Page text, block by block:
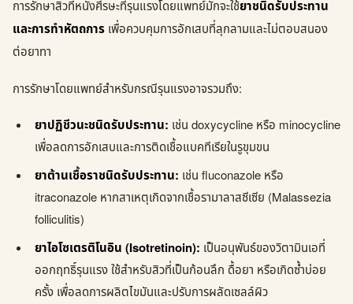
การรักษาสิวที่หนังศีรษะที่รุนแรงโดยแพทย์มักจะใช้ยาชนิดรับประทาน
และการทำหัตถการ เพื่อควบคุมการอักเสบที่ลุกลามและไม่ตอบสนอง
ต่อยาทา
การรักษาโดยแพทย์สำหรับกรณีรุนแรงอาจรวมถึง:
ยาปฏิชีวนะชนิดรับประทาน: เช่น doxycycline หรือ minocycline
เพื่อลดการอักเสบและการติดเชื้อแบคทีเรียในรูขุมขน
ยาต้านเชื้อราชนิดรับประทาน: เช่น fluconazole หรือ
itraconazole หากสาเหตุเกิดจากเชื้อรามาลาสซีเซีย (Malassezia
folliculitis)
ยาไอโซเตรติโนอิน (Isotretinoin): เป็นอนุพันธ์ของวิตามินเอที่
ออกฤทธิ์รุนแรง ใช้สำหรับสิวที่เป็นก้อนลึก ดื้อยา หรือเกิดซ้ำบ่อย
ครั้ง เพื่อลดการผลิตไขมันและปรับการผลัดเซลล์ผิว